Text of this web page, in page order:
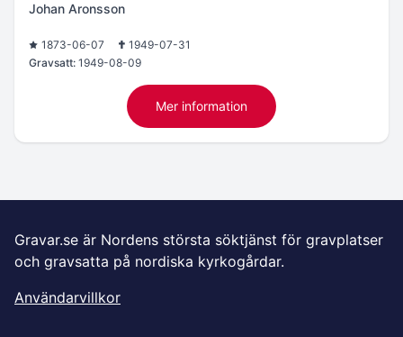
Johan Aronsson
1873-06-07
1949-07-31
Gravsatt: 1949-08-09
Mer information
Gravar.se är Nordens största söktjänst för gravplatser
och gravsatta på nordiska kyrkogårdar.
Användarvillkor